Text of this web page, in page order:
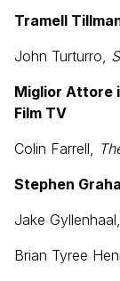
Tramell
John Turturro,
Miglior Attore
Film TV
Colin Farrell,
Stephen
Jake Gyllenhaal,
Brian Tyree